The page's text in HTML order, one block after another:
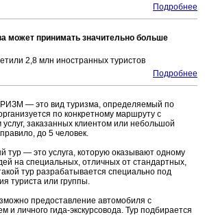
Подробнее
может принимать значительно больше
2,8 млн иностранных туристов
Подробнее
— это вид туризма, определяемый по
по конкретному маршруту с
заказанных клиентом или небольшой
до 5 человек.
тур — это услуга, которую оказывают одному
на специальных, отличных от стандартных,
тур разрабатывается специально под
туриста или группы.
предоставление автомобиля с
и личного гида-экскурсовода. Тур подбирается